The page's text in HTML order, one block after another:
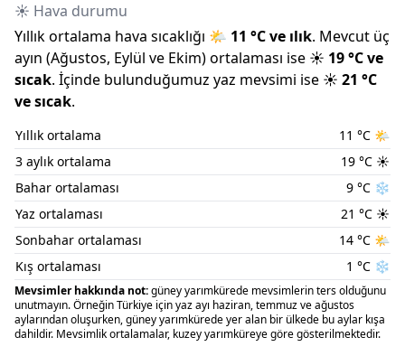
☀️ Hava durumu
Yıllık ortalama hava sıcaklığı 🌤️ 11 °C ve ılık. Mevcut üç
ayın (Ağustos, Eylül ve Ekim) ortalaması ise ☀️ 19°C ve
sıcak. İçinde bulunduğumuz yaz mevsimi ise ☀️ 21 °C
vesıcak.
Yıllık ortalama 11 °C 🌤️
3 aylık ortalama
19 °C ☀️
Bahar ortalaması
9 °C ❄️
Yaz ortalaması
21 °C ☀️
Sonbahar ortalaması
14 °C 🌤️
Kış ortalaması
1 °C ❄️
Mevsimler hakkında not:güney yarımkürede mevsimlerin ters olduğunu
unutmayın. Örneğin Türkiye için yaz ayı haziran, temmuz ve ağustos
aylarından oluşurken, güney yarımkürede yer alan bir ülkede bu aylar kışa
dahildir. Mevsimlik ortalamalar, kuzey yarımküreye göre gösterilmektedir.